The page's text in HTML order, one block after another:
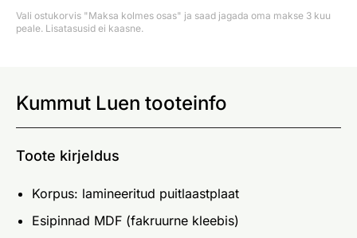
Vali ostukorvis "Maksa kolmes osas" ja saad jagada oma makse 3 kuu
peale. Lisatasusid ei kaasne.
Kummut Luen tooteinfo
Toote kirjeldus
Korpus: lamineeritud puitlaastplaat
Esipinnad MDF (fakruurne kleebis)